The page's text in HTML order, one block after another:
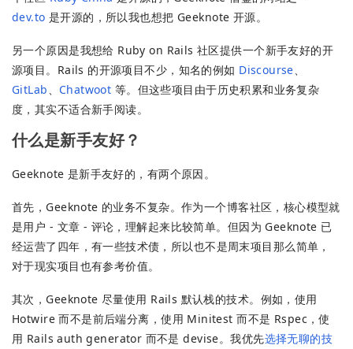
dev.to 是开源的，所以我也想把 Geeknote 开源。
另一个原因是我想给 Ruby on Rails 社区提供一个新手友好的开
源项目。Rails 的开源项目不少，知名的例如 Discourse、
GitLab、 Chatwoot 等。但这些项目由于历史积累和业务复杂
度，其实不适合新手阅读。
什么是新手友好？
Geeknote 是新手友好的，有两个原因。
首先，Geeknote 的业务不复杂。作为一个博客社区，核心模型就
是用户 - 文章 - 评论，理解起来比较简单。但因为 Geeknote 已
经运营了四年，有一些技术债，所以也不是周末项目那么简单，
对于现实项目也有参考价值。
其次，Geeknote 尽量使用 Rails 默认栈的技术。例如，使用
Hotwire 而不是前后端分离，使用 Minitest 而不是 Rspec，使
用 Rails auth generator 而不是 devise。我优先选择无聊的技